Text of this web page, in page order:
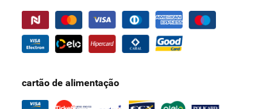
cartão de alimentação